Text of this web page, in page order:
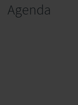
Agenda